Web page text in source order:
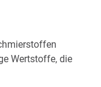
Wertstoffe, die